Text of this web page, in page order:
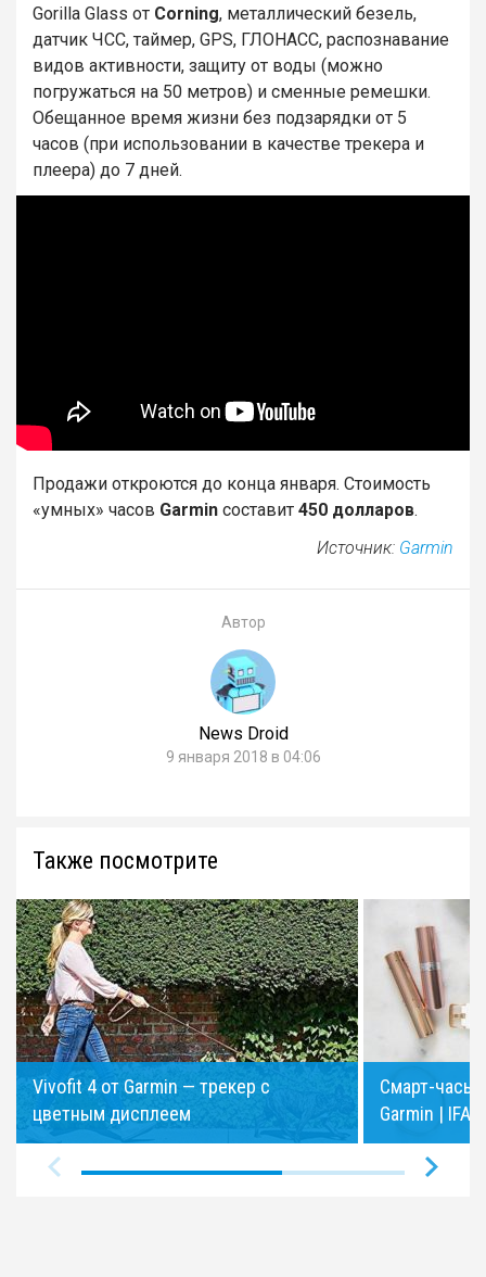
Gorilla Glass от Corning, металлический безель,
датчик ЧСС, таймер, GPS, ГЛОНАСС, распознавание
видов активности, защиту от воды (можно
погружаться на 50 метров) и сменные ремешки.
Обещанное время жизни без подзарядки от 5
часов (при использовании в качестве трекера и
плеера) до 7 дней.
Продажи откроются до конца января. Стоимость
«умных» часов Garmin составит 450 долларов.
Источник: Garmin
Автор
News Droid
9 января 2018 в 04:06
Также посмотрите
Vivofit 4 от Garmin — трекер с
цветным дисплеем
Смарт-часы,
Garmin | IFA